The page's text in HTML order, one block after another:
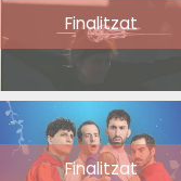
Finalitzat
Finalitzat